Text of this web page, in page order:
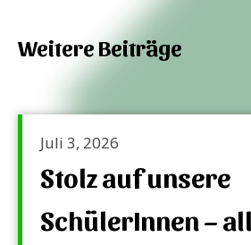
Weitere Beiträge
Juli 3, 2026
Stolz auf unsere
SchülerInnen –